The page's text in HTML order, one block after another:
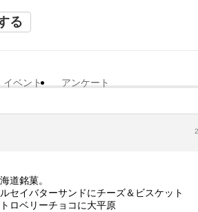
る
イベント アンケート
道銘菓。
セイバターサンドにチーズ＆ビスケット
ロベリーチョコに大平原